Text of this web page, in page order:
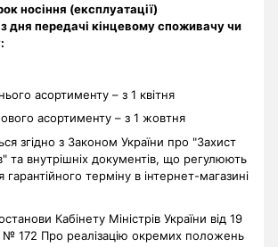
носіння (експлуатації)
дня передачі кінцевому споживачу чи
асортименту – з 1 квітня
асортименту – з 1 жовтня
згідно з Законом України про "Захист
та внутрішніх документів, що регулюють
гарантійного терміну в інтернет-магазині
Кабінету Міністрів України від 19
№ 172 Про реалізацію окремих положень